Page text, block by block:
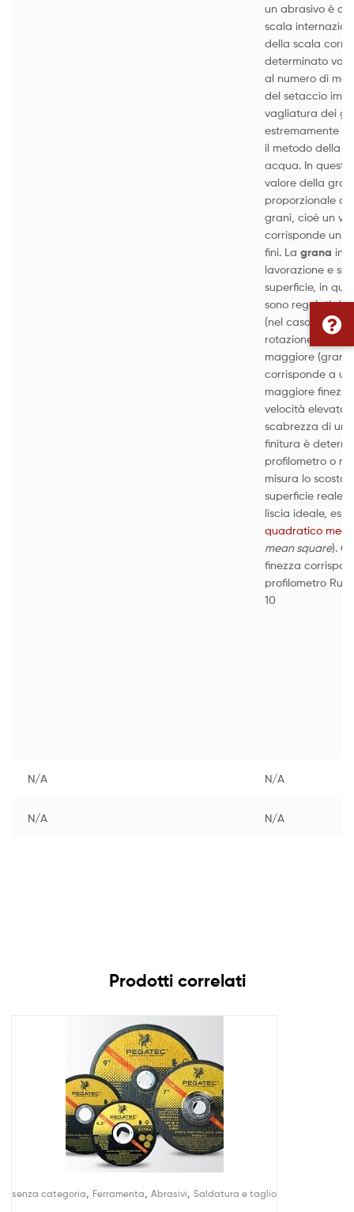
un abrasivo è
scala
della scala
determinato
al numero di
del setaccio
vagliatura dei
estremamente
il metodo della
acqua. In
valore della
proporzionale al
grani, cioè un
corrisponde un
fini. La grana
lavorazione e
superficie, in
sono regolati
(nel caso di una
rotazione) e
maggiore (grani
corrisponde a
maggiore
velocità elevata
scabrezza di
finitura è
profilometro o
misura lo
superficie reale
liscia ideale,
quadratico
mean square).
finezza
profilometro
10
N/A N/A
N/A N/A
Prodotti correlati
senza categoria Ferramenta Abrasivi Saldatura e taglio